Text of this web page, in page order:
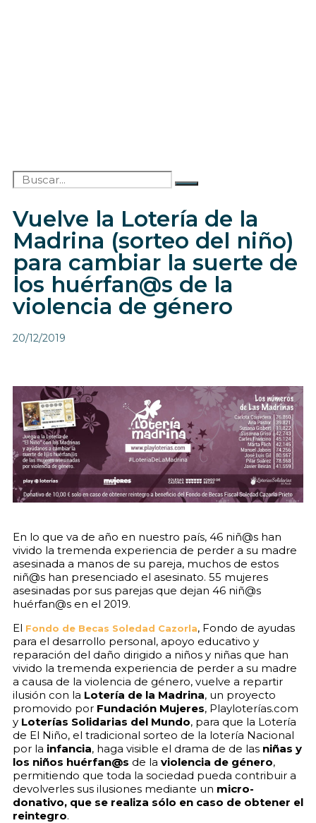
Vuelve la Lotería de la
Madrina (sorteo del niño)
para cambiar la suerte de
los huérfan@s de la
violencia de género
20/12/2019
En lo que va de año en nuestro país, 46 niñ@s han
vivido la tremenda experiencia de perder a su madre
asesinada a manos de su pareja, muchos de estos
niñ@s han presenciado el asesinato. 55 mujeres
asesinadas por sus parejas que dejan 46 niñ@s
huérfan@s en el 2019.
El Fondo de Becas Soledad Cazorla, Fondo de ayudas
para el desarrollo personal, apoyo educativo y
reparación del daño dirigido a niños y niñas que han
vivido la tremenda experiencia de perder a su madre
a causa de la violencia de género, vuelve a repartir
ilusión con la Lotería de la Madrina, un proyecto
promovido por Fundación Mujeres, Playloterías.com
y Loterías Solidarias del Mundo, para que la Lotería
de El Niño, el tradicional sorteo de la lotería Nacional
por la infancia, haga visible el drama de de las niñas y
los niños huérfan@s de la violencia de género,
permitiendo que toda la sociedad pueda contribuir a
devolverles sus ilusiones mediante un micro-
donativo, que se realiza sólo en caso de obtener el
reintegro.